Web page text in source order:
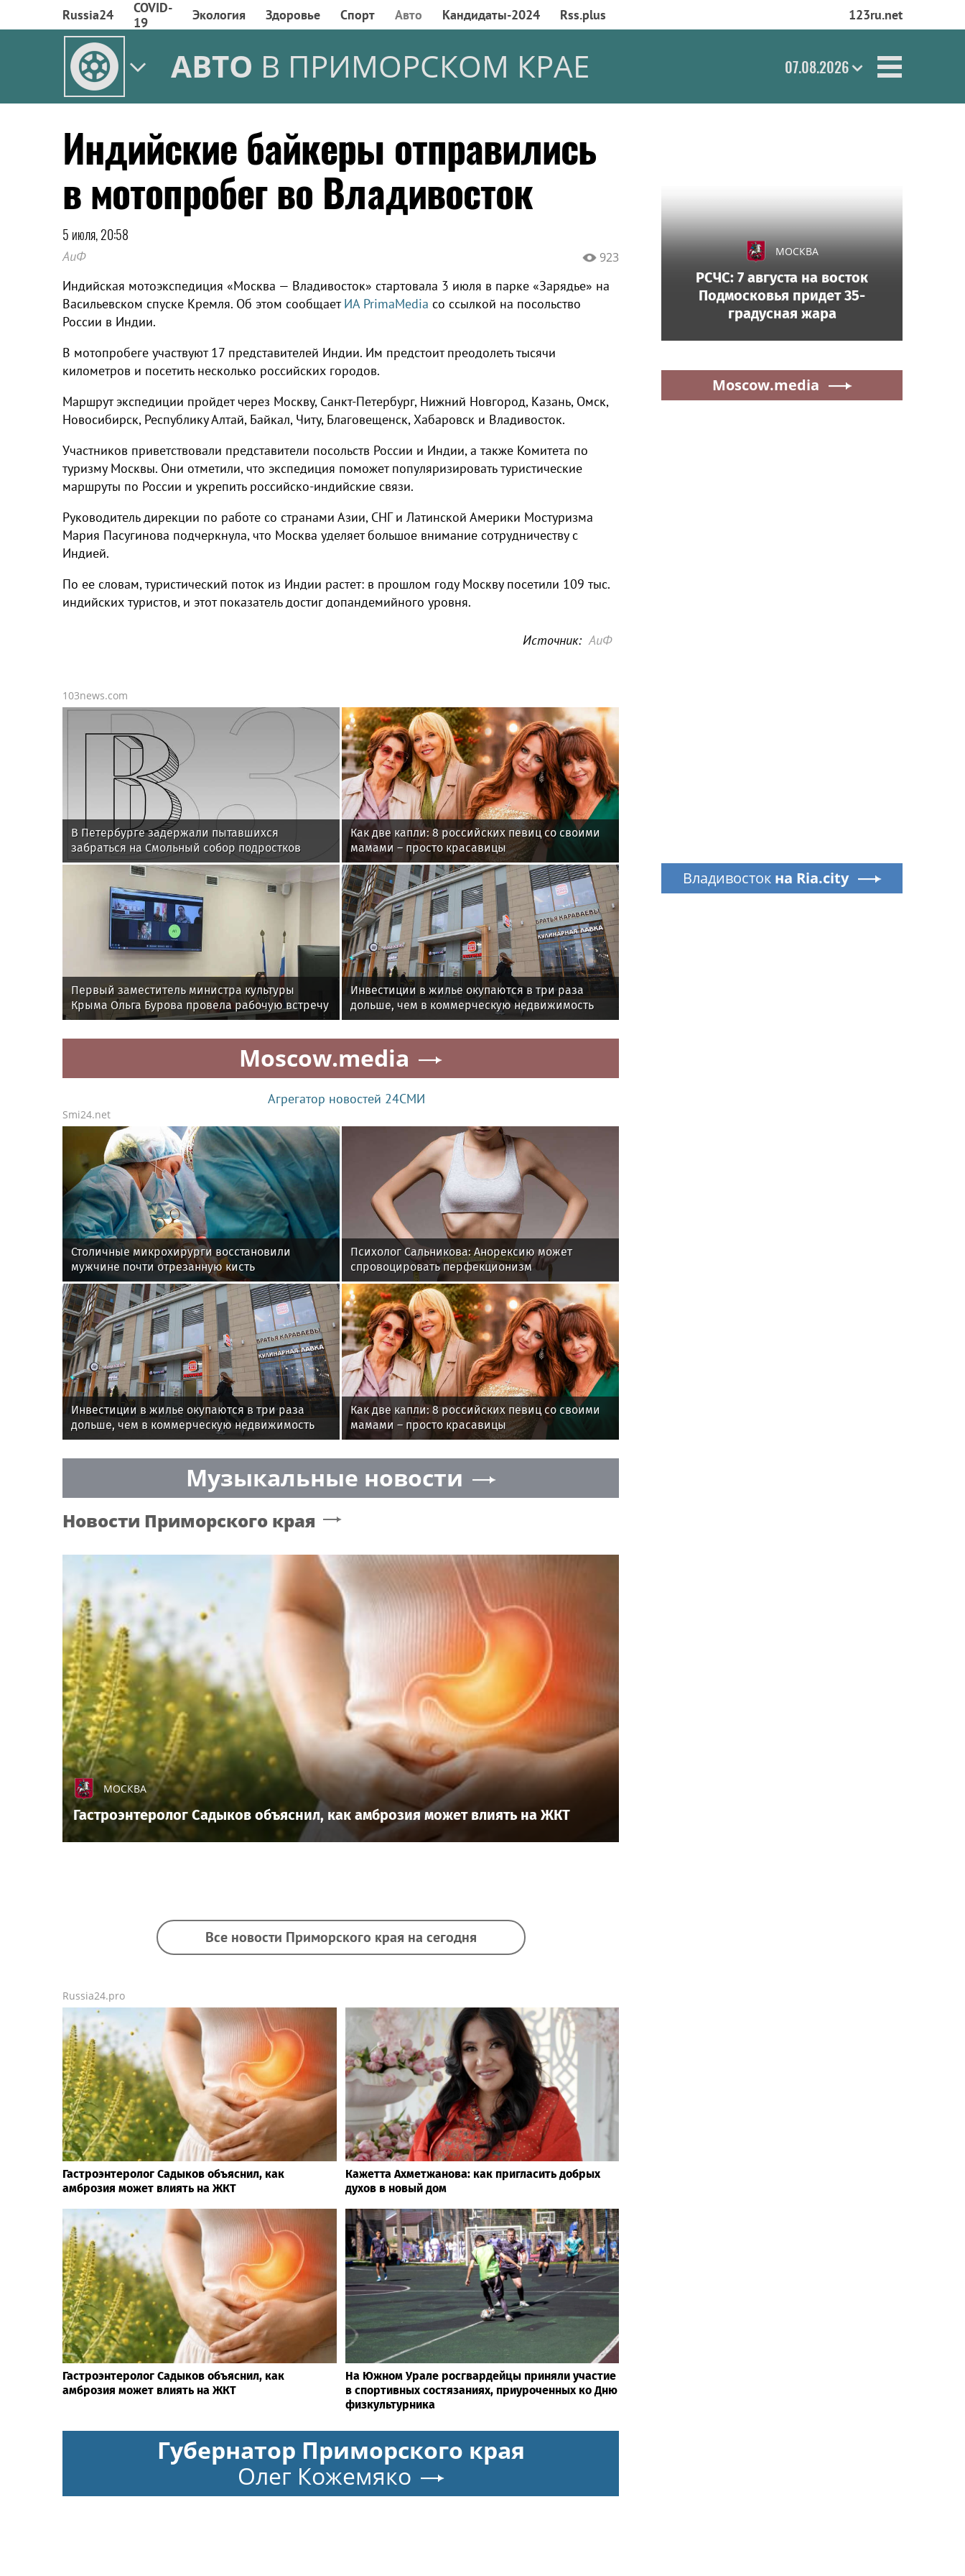
Russia24
COVID-
19
Экология Здоровье Спорт Авто Кандидаты-2024 Rss.plus 123ru.net
АВТО В ПРИМОРСКОМ КРАЕ 07.08.2026
Индийские байкеры отправились
в мотопробег во Владивосток
5 июля, 20:58
АиФ 923
Индийская мотоэкспедиция «Москва — Владивосток» стартовала 3 июля в парке «Зарядье» на
Васильевском спуске Кремля. Об этом сообщаетИА PrimaMedia со ссылкой на посольство
России в Индии.
В мотопробеге участвуют 17 представителей Индии. Им предстоит преодолеть тысячи
километров и посетить несколько российских городов.
Маршрут экспедиции пройдет через Москву, Санкт-Петербург, Нижний Новгород, Казань, Омск,
Новосибирск, Республику Алтай, Байкал, Читу, Благовещенск, Хабаровск и Владивосток.
Участников приветствовали представители посольств России и Индии, а также Комитета по
туризму Москвы. Они отметили, что экспедиция поможет популяризировать туристические
маршруты по России и укрепить российско-индийские связи.
Руководитель дирекции по работе со странами Азии, СНГ и Латинской Америки Мостуризма
Мария Пасугинова подчеркнула, что Москва уделяет большое внимание сотрудничеству с
Индией.
По ее словам, туристический поток из Индии растет: в прошлом году Москву посетили 109 тыс.
индийских туристов, и этот показатель достиг допандемийного уровня.
Источник: АиФ
103news.com
В Петербурге задержали пытавшихся
забраться на Смольный собор подростков
Как две капли: 8 российских певиц со своими
мамами – просто красавицы
Первый заместитель министра культуры
Крыма Ольга Бурова провела рабочую встречу
с участниками крымской делегации V
Международного детского культурного форума
Инвестиции в жилье окупаются в три раза
дольше, чем в коммерческую недвижимость
Moscow.media
Агрегатор новостей 24СМИ
Smi24.net
Столичные микрохирурги восстановили
мужчине почти отрезанную кисть
Психолог Сальникова: Анорексию может
спровоцировать перфекционизм
Инвестиции в жилье окупаются в три раза
дольше, чем в коммерческую недвижимость
Как две капли: 8 российских певиц со своими
мамами – просто красавицы
Музыкальные новости
Новости Приморского края
МОСКВА
Гастроэнтеролог Садыков объяснил, как амброзия может влиять на ЖКТ
Все новости Приморского края на сегодня
Russia24.pro
Гастроэнтеролог Садыков объяснил, как
амброзия может влиять на ЖКТ
Кажетта Ахметжанова: как пригласить добрых
духов в новый дом
Гастроэнтеролог Садыков объяснил, как
амброзия может влиять на ЖКТ
На Южном Урале росгвардейцы приняли участие
в спортивных состязаниях, приуроченных ко Дню
физкультурника
Губернатор Приморского края
Олег Кожемяко
МОСКВА
РСЧС: 7 августа на восток
Подмосковья придет 35-
градусная жара
Moscow.media
Владивосток на Ria.city